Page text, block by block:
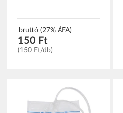
bruttó (27% ÁFA)
150 Ft
(150 Ft/db)